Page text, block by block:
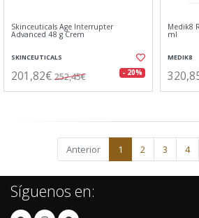
Skinceuticals Age Interrupter
Advanced 48 g Crem
SKINCEUTICALS
201,82€ 252,45€ - 20%
Medik8
ml
MEDIK8
Anterior 1 2 3 4
Síguenos en: